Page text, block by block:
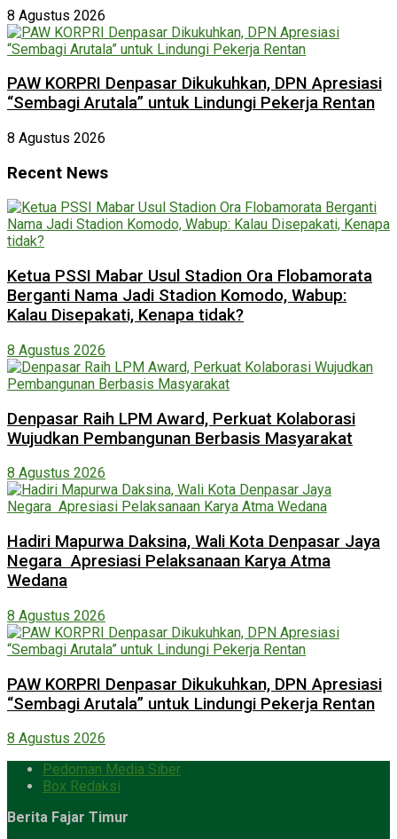
8 Agustus 2026
PAW KORPRI Denpasar Dikukuhkan, DPN Apresiasi
“Sembagi Arutala” untuk Lindungi Pekerja Rentan
8 Agustus 2026
Recent News
Ketua PSSI Mabar Usul Stadion Ora Flobamorata
Berganti Nama Jadi Stadion Komodo, Wabup:
Kalau Disepakati, Kenapa tidak?
8 Agustus 2026
Denpasar Raih LPM Award, Perkuat Kolaborasi
Wujudkan Pembangunan Berbasis Masyarakat
8 Agustus 2026
Hadiri Mapurwa Daksina, Wali Kota Denpasar Jaya
Negara Apresiasi Pelaksanaan Karya Atma
Wedana
8 Agustus 2026
PAW KORPRI Denpasar Dikukuhkan, DPN Apresiasi
“Sembagi Arutala” untuk Lindungi Pekerja Rentan
8 Agustus 2026
Pedoman Media Siber
Box Redaksi
Berita Fajar Timur